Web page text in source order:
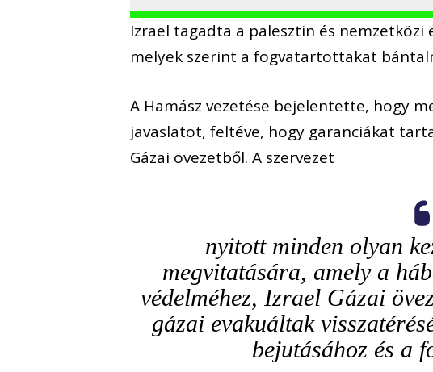
Izrael tagadta a palesztin és
melyek szerint a fogvatartottakat
A Hamász vezetése bejelentette, hogy
javaslatot, feltéve, hogy garanciákat
Gázai övezetből. A szervezet
nyitott minden olyan
megvitatására, amely a
védelméhez, Izrael Gázai
gázai evakuáltak
bejutásához és a